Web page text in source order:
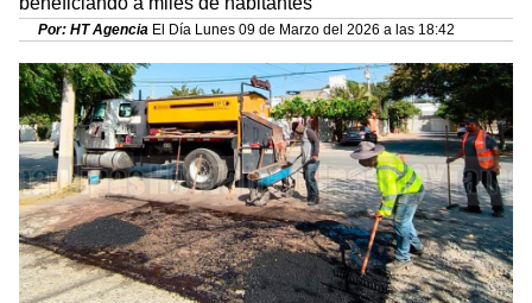
Por: HT Agencia El Día Lunes 09 de Marzo del 2026 a las 18:42